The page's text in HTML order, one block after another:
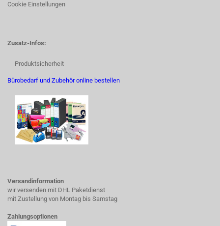
Cookie Einstellungen
Zusatz-Infos:
Produktsicherheit
Bürobedarf und Zubehör online bestellen
Versandinformation
wir versenden mit DHL Paketdienst
mit Zustellung von Montag bis Samstag
Zahlungsoptionen